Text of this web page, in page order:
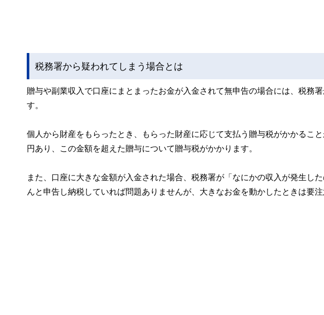
税務署から疑われてしまう場合とは
贈与や副業収入で口座にまとまったお金が入金されて無申告の場合には、税務
す。
個人から財産をもらったとき、もらった財産に応じて支払う贈与税がかかるこ
円あり、この金額を超えた贈与について贈与税がかかります。
また、口座に大きな金額が入金された場合、税務署が「なにかの収入が発生し
んと申告し納税していれば問題ありませんが、大きなお金を動かしたときは要注